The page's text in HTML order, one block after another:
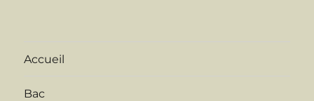
Accueil
Bac